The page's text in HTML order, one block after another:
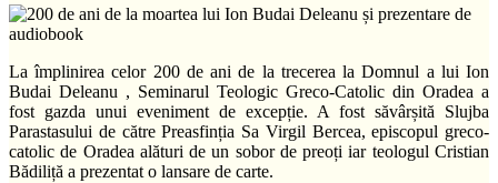
La împlinirea celor 200 de ani de la trecerea la Domnul a lui Ion
Budai Deleanu , Seminarul Teologic Greco-Catolic din Oradea a
fost gazda unui eveniment de excepție. A fost săvârșită Slujba
Parastasului de către Preasfinția Sa Virgil Bercea, episcopul greco-
catolic de Oradea alături de un sobor de preoți iar teologul Cristian
Bădiliță a prezentat o lansare de carte.